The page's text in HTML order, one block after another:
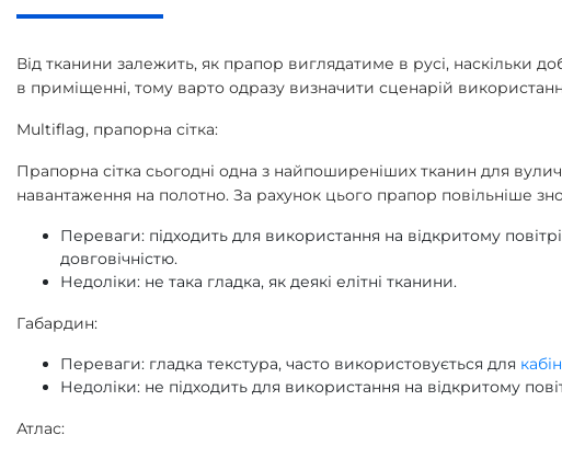
Від тканини залежить, як прапор виглядатиме в русі, наскільки
в приміщенні, тому варто одразу визначити сценарій
Multiflag, прапорна сітка:
Прапорна сітка сьогодні одна з найпоширеніших тканин для
навантаження на полотно. За рахунок цього прапор повільніше
Переваги: підходить для використання на відкритому
довговічністю.
Недоліки: не така гладка, як деякі елітні тканини.
Габардин:
Переваги: гладка текстура, часто використовується для
Недоліки: не підходить для використання на відкритому
Атлас: